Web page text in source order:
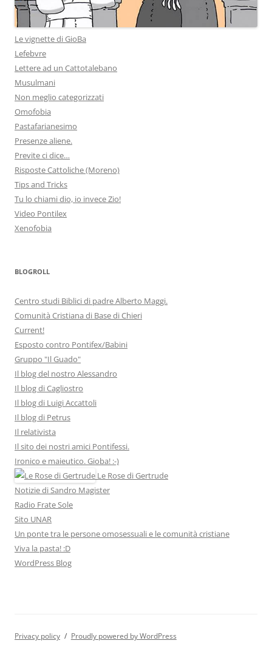
Le vignette di GioBa
Lefebvre
Lettere ad un Cattotalebano
Musulmani
Non meglio categorizzati
Omofobia
Pastafarianesimo
Presenze aliene.
Previte ci dice…
Risposte Cattoliche (Moreno)
Tips and Tricks
Tu lo chiami dio, io invece Zio!
Video Pontilex
Xenofobia
BLOGROLL
Centro studi Biblici di padre Alberto Maggi.
Comunità Cristiana di Base di Chieri
Current!
Esposto contro Pontifex/Babini
Gruppo "Il Guado"
Il blog del nostro Alessandro
Il blog di Cagliostro
Il blog di Luigi Accattoli
Il blog di Petrus
Il relativista
Il sito dei nostri amici Pontifessi.
Ironico e maieutico. Gioba! :-)
Le Rose di Gertrude
Notizie di Sandro Magister
Radio Frate Sole
Sito UNAR
Un ponte tra le persone omosessuali e le comunità cristiane
Viva la pasta! :D
WordPress Blog
Privacy policy Proudly powered by WordPress